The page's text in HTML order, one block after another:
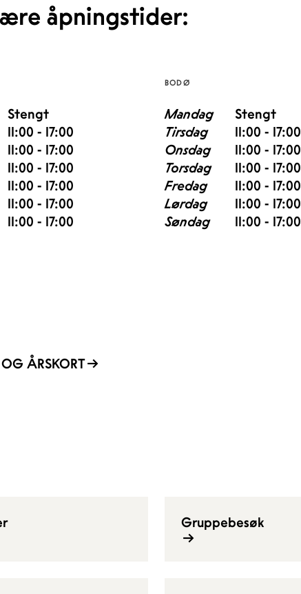
åpningstider:
Stengt
11:00 - 17:00
11:00 - 17:00
11:00 - 17:00
11:00 - 17:00
11:00 - 17:00
11:00 - 17:00
BODØ
Mandag
Stengt
Tirsdag
11:00 - 17:00
Onsdag
11:00 - 17:00
Torsdag
11:00 - 17:00
Fredag
11:00 - 17:00
Lørdag
11:00 - 17:00
Søndag
11:00 - 17:00
OG ÅRSKORT
Gruppebesøk